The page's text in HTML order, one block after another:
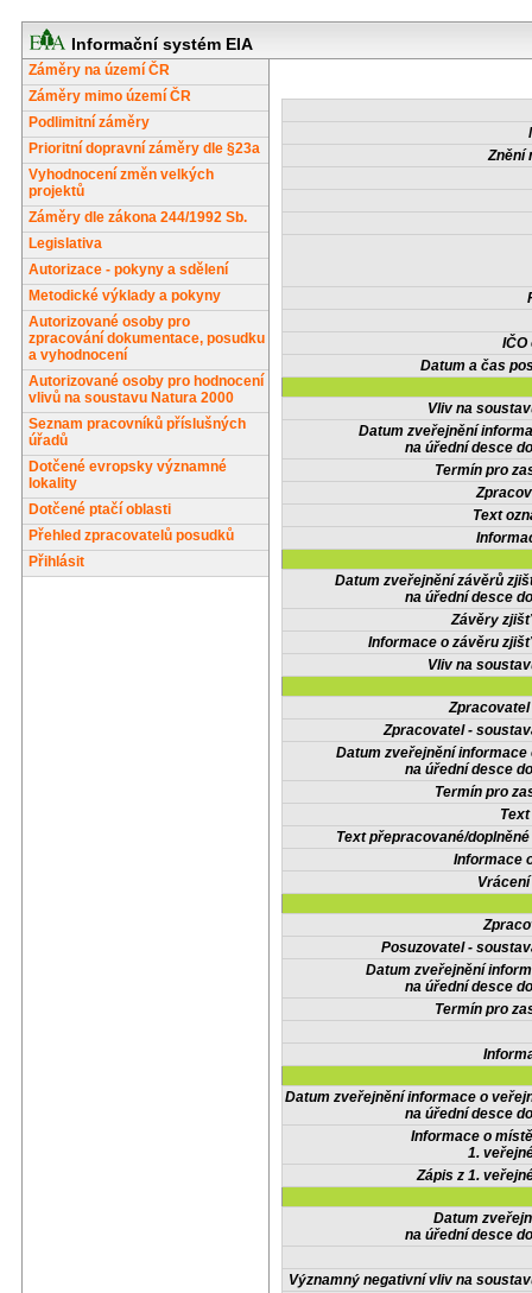
Informační systém EIA
Záměry na území ČR
Záměry mimo území ČR
Podlimitní záměry
Prioritní dopravní záměry dle §23a
Vyhodnocení změn velkých
projektů
Záměry dle zákona 244/1992 Sb.
Legislativa
Autorizace - pokyny a sdělení
Metodické výklady a pokyny
Autorizované osoby pro
zpracování dokumentace, posudku
a vyhodnocení
Autorizované osoby pro hodnocení
vlivů na soustavu Natura 2000
Seznam pracovníků příslušných
úřadů
Dotčené evropsky významné
lokality
Dotčené ptačí oblasti
Přehled zpracovatelů posudků
Přihlásit
Znění
IČO
Datum a čas
Vliv na
Datum zveřejnění
na úřední desce
Termín pro
Text
Datum zveřejnění závěrů
na úřední desce
Závěry
Informace o závěru
Vliv na
Zpracovatel -
Datum zveřejnění informace
na úřední desce
Termín pro
Text přepracované/
Informace
Posuzovatel -
Datum zveřejnění
na úřední desce
Termín pro
Datum zveřejnění informace o
na úřední desce
Informace o
1.
Zápis z 1.
Datum
na úřední desce
Významný negativní vliv na